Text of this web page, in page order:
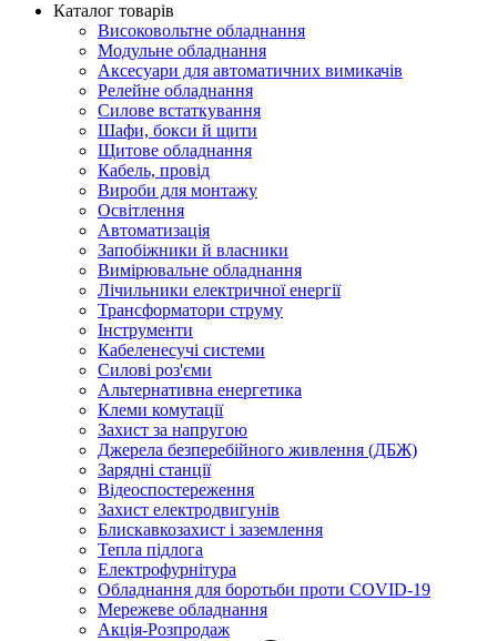
Каталог товарів
Високовольтне обладнання
Модульне обладнання
Аксесуари для автоматичних вимикачів
Релейне обладнання
Силове встаткування
Шафи, бокси й щити
Щитове обладнання
Кабель, провід
Вироби для монтажу
Освітлення
Автоматизація
Запобіжники й власники
Вимірювальне обладнання
Лічильники електричної енергії
Трансформатори струму
Інструменти
Кабеленесучі системи
Силові роз'єми
Альтернативна енергетика
Клеми комутації
Захист за напругою
Джерела безперебійного живлення (ДБЖ)
Зарядні станції
Відеоспостереження
Захист електродвигунів
Блискавкозахист і заземлення
Тепла підлога
Електрофурнітура
Обладнання для боротьби проти COVID-19
Мережеве обладнання
Акція-Розпродаж